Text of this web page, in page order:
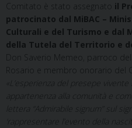
Comitato è stato assegnato il
patrocinato dal MiBAC –
Culturali e del Turismo e dal
della Tutela del Territorio e
Don Saverio Memeo, parroco
Rosario e membro onorario del
«L’esperienza del presepe
appartenenza alla comunità e
‘rappresentare l’evento della